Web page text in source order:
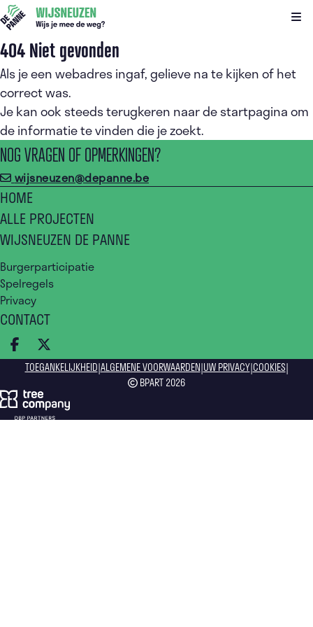
404 Niet gevonden
Als je een webadres ingaf, gelieve na te kijken of het
correct was.
Je kan ook steeds terugkeren naar destartpaginaom
de informatie te vinden die je zoekt.
NOG VRAGEN OF OPMERKINGEN?
wijsneuzen@depanne.be
HOME
ALLE PROJECTEN
WIJSNEUZEN DE PANNE
Burgerparticipatie
Spelregels
Privacy
CONTACT
DEEL OP FACEBOOK
DEEL OP X
TOEGANKELIJKHEID|ALGEMENE VOORWAARDEN|UW PRIVACY|COOKIES|
BPART 2026